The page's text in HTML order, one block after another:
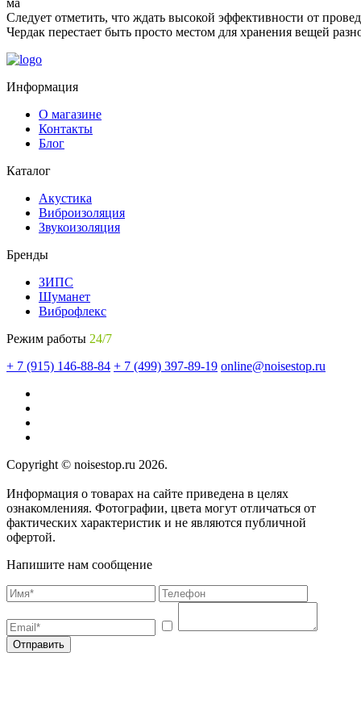
Следует отметить, что ждать высокой эффективности от
Чердак перестает быть просто местом для хранения вещей
Информация
О магазине
Контакты
Блог
Каталог
Акустика
Виброизоляция
Звукоизоляция
Бренды
ЗИПС
Шуманет
Виброфлекс
Режим работы 24/7
+ 7 (915) 146-88-84 + 7 (499) 397-89-19 online@noisestop.ru
Copyright © noisestop.ru 2026.
Информация о товарах на сайте приведена в целях
ознакомленияя. Фотографии, цвета могут отличаться от
фактических характеристик и не являются публичной
офертой.
Напишите нам сообщение
Отправить